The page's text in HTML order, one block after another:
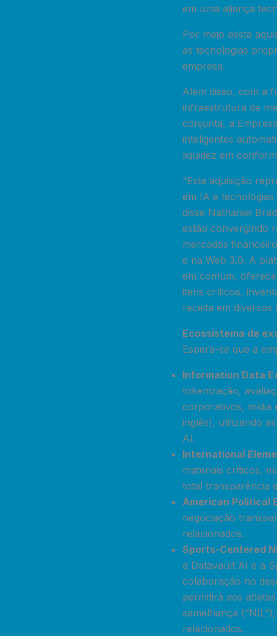
em uma aliança
Por meio desta
as tecnologias
empresa.
Além disso, com a
infraestrutura de
conjunta, a
inteligentes
liquidez em
“Esta aquisição
em IA e
disse Nathaniel
estão convergindo
mercados
e na Web 3.0. A
em comum,
itens críticos,
receita em diversos
Ecossistema de
Espera-se que a
Information Data
tokenização,
corporativos, mídia
inglês), utilizando
AI.
International
materiais críticos,
total transparência
American Political
negociação
relacionados.
Sports-Centered
a Datavault AI e a
colaboração no
permitirá aos
semelhança
relacionados.